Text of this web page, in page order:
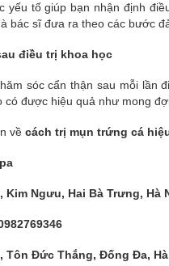
yếu tố giúp bạn nhận định
bác sĩ đưa ra theo các bước
điều trị khoa học
sóc cẩn thận sau mỗi lần
có được hiệu quả như mong
về cách trị mụn trứng cá
Kim Ngưu, Hai Bà Trưng, Hà
Tôn Đức Thắng, Đống Đa,